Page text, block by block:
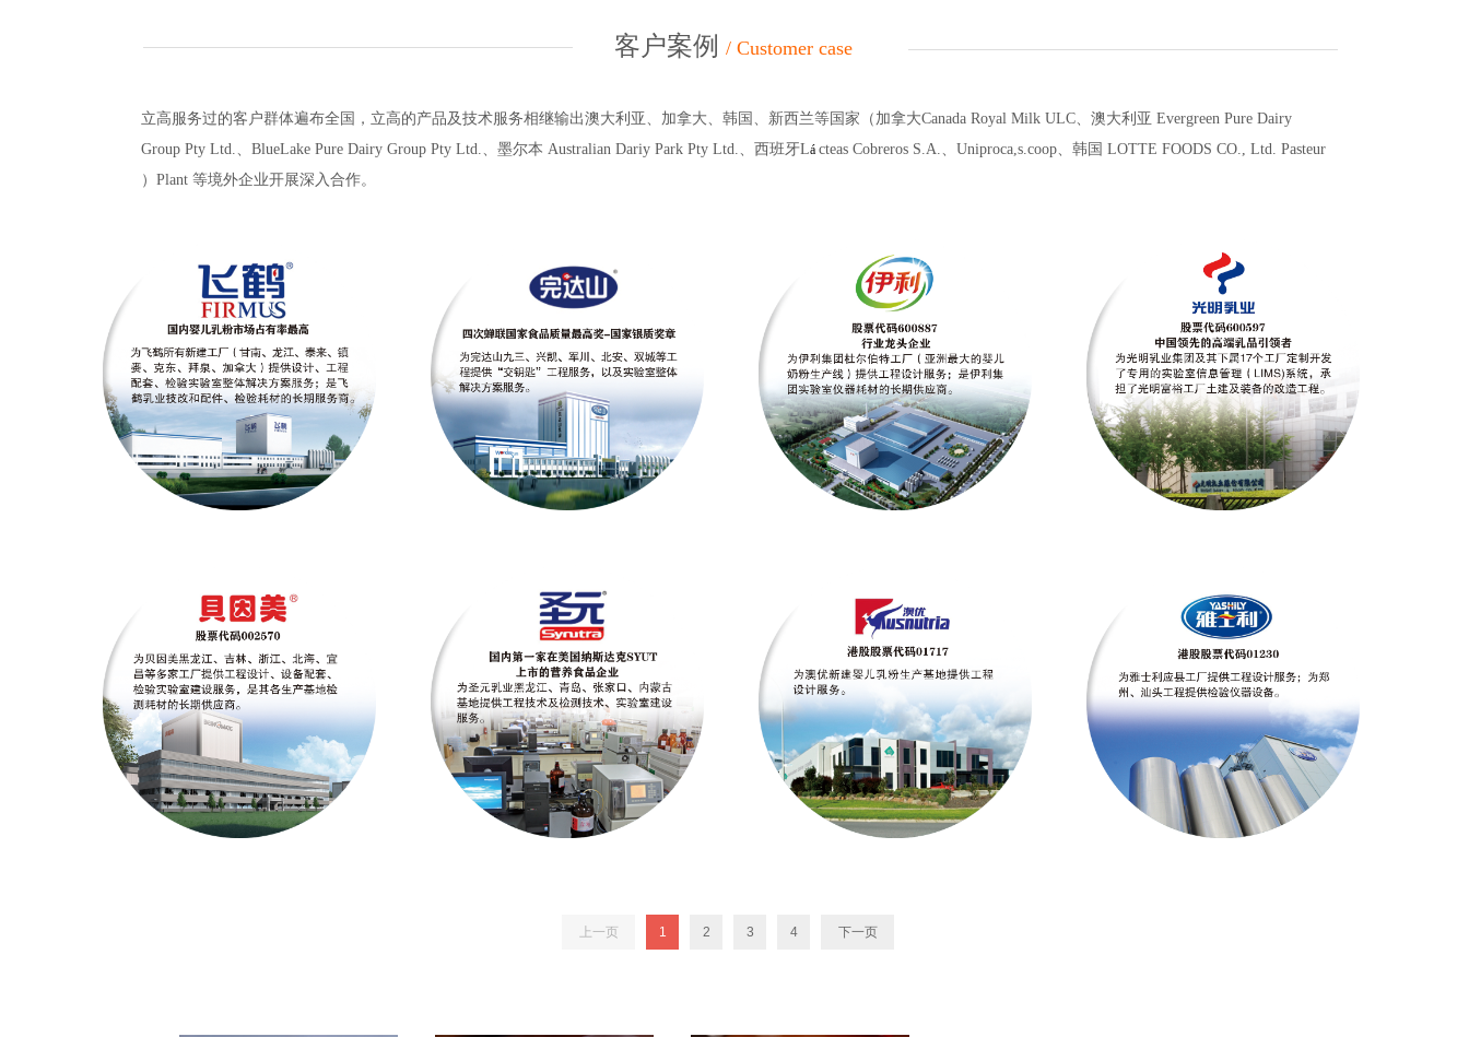
立高服务过的客户群体遍布全国，立高的产品及技术服务相继输出澳大利亚、加拿大、韩国、新西兰等国家（加拿大Canada Royal Milk ULC、澳大利亚 Evergreen Pure Dairy
Group Pty Ltd.、BlueLake Pure Dairy Group Pty Ltd.、墨尔本 Australian Dariy Park Pty Ltd.、西班牙Lá cteas Cobreros S.A.、Uniproca,s.coop、韩国 LOTTE FOODS CO., Ltd. Pasteur
）Plant 等境外企业开展深入合作。
客户案例 / Customer case
上一页 1 2 3 4 下一页